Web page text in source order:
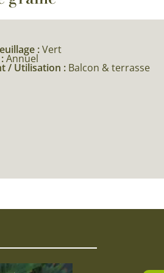
:Vert
Annuel
/ Utilisation : Balcon & terrasse